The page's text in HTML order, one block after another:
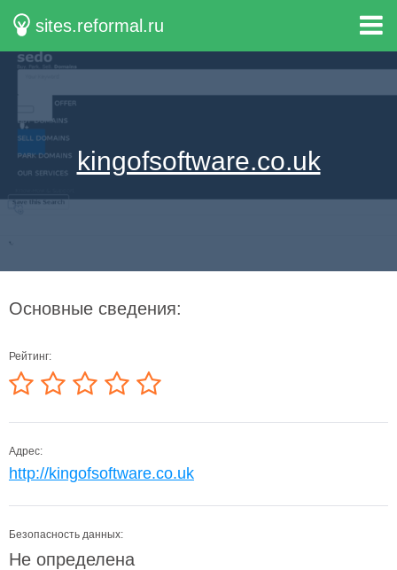
sites.reformal.ru
kingofsoftware.co.uk
Основные сведения:
Рейтинг:
Адрес:
http://kingofsoftware.co.uk
Безопасность данных:
Не определена